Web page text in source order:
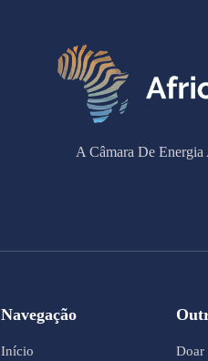
A Câmara De
Navegação
Início Doar